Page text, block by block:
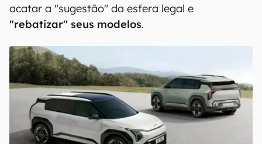
acatar a "sugestão" da esfera legal e
"rebatizar" seus modelos.